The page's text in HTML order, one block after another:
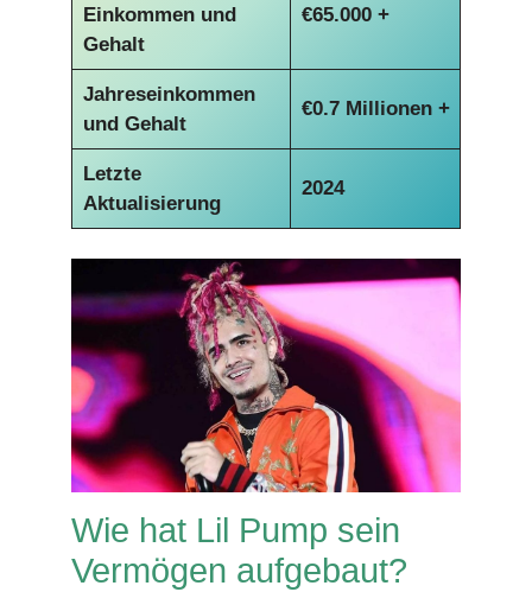
Einkommen und
Gehalt
€65.000 +
Jahreseinkommen
und Gehalt
€0.7 Millionen +
Letzte
Aktualisierung
2024
Wie hat Lil Pump sein
Vermögen aufgebaut?